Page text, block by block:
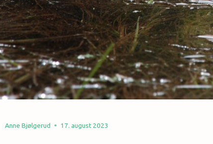
Anne Bjølgerud 17. august 2023